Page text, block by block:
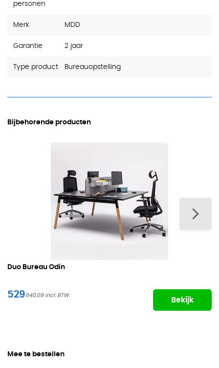
personen
Merk MDD
Garantie 2 jaar
Type product Bureauopstelling
Bijbehorende producten
Duo Bureau Odin
529640,09
Bekijk
Mee te bestellen